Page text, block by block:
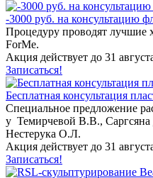
-3000 руб. на консультацию
Процедуру проводят лучшие
ForMe.
Акция действует до 31
Записаться!
Бесплатная консультация
Специальное предложение
у Темирчевой В.В.,
Нестерука О.Л.
Акция действует до 31
Записаться!